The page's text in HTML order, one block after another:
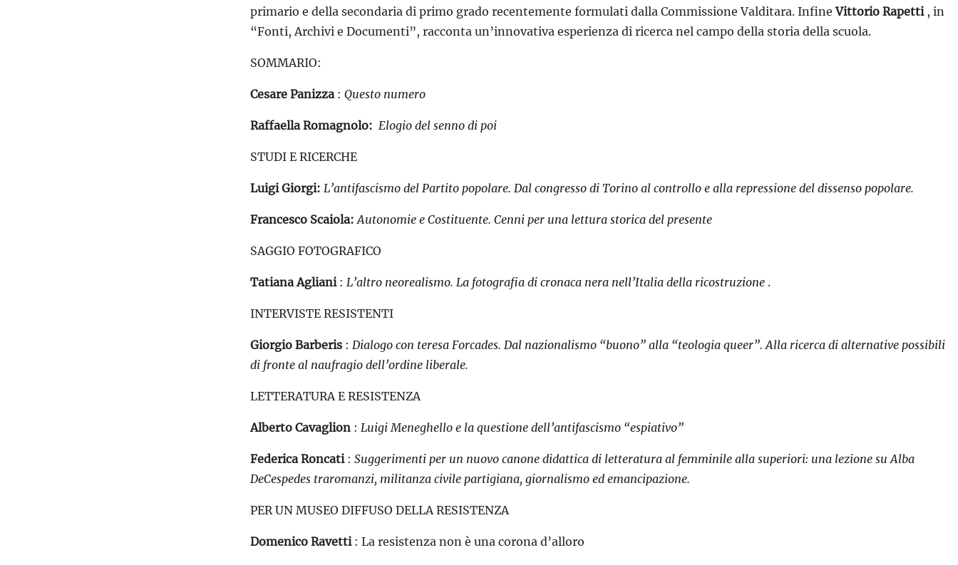
primario e della secondaria di primo grado recentemente formulati dalla Commissione Valditara. InfineVittorio Rapetti, in
“Fonti, Archivi e Documenti”, racconta un’innovativa esperienza di ricerca nel campo della storia della scuola.
SOMMARIO:
Cesare Panizza: Questo numero
Raffaella Romagnolo: Elogio del senno di poi
STUDI E RICERCHE
Luigi Giorgi: L’antifascismo del Partito popolare. Dal congresso di Torino al controllo e alla repressione del dissenso popolare.
Francesco Scaiola:Autonomie e Costituente. Cenni per una lettura storica del presente
SAGGIO FOTOGRAFICO
Tatiana Agliani: L’altro neorealismo. La fotografia di cronaca nera nell’Italia della ricostruzione .
INTERVISTE RESISTENTI
Giorgio Barberis : Dialogo con teresa Forcades. Dal nazionalismo “buono” alla “teologia queer”. Alla ricerca di alternative possibili
di fronte al naufragio dell’ordine liberale.
LETTERATURA E RESISTENZA
Alberto Cavaglion : Luigi Meneghello e la questione dell’antifascismo “espiativo”
Federica Roncati: Suggerimenti per un nuovo canone didattica di letteratura al femminile alla superiori: una lezione su Alba
DeCespedes traromanzi, militanza civile partigiana, giornalismo ed emancipazione.
PER UN MUSEO DIFFUSO DELLA RESISTENZA
Domenico Ravetti: La resistenza non è una corona d’alloro